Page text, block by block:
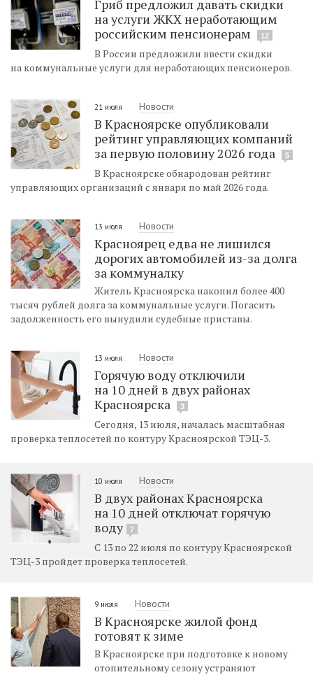
Гриб предложил давать скидки
на услуги ЖКХ неработающим
российским пенсионерам
12
В России предложили ввести скидки
на коммунальные услуги для неработающих пенсионеров.
21 июля Новости
В Красноярске опубликовали
рейтинг управляющих компаний
за первую половину 2026 года
5
В Красноярске обнародован рейтинг
управляющих организаций с января по май 2026 года.
13 июля Новости
Красноярец едва не лишился
дорогих автомобилей из-за долга
за коммуналку
Житель Красноярска накопил более 400
тысяч рублей долга за коммунальные услуги. Погасить
задолженность его вынудили судебные приставы.
13 июля Новости
Горячую воду отключили
на 10 дней в двух районах
Красноярска
3
Сегодня, 13 июля, началась масштабная
проверка теплосетей по контуру Красноярской ТЭЦ-3.
10 июля Новости
В двух районах Красноярска
на 10 дней отключат горячую
воду
7
С 13 по 22 июля по контуру Красноярской
ТЭЦ-3 пройдет проверка теплосетей.
9 июля Новости
В Красноярске жилой фонд
готовят к зиме
В Красноярске при подготовке к новому
отопительному сезону устраняют